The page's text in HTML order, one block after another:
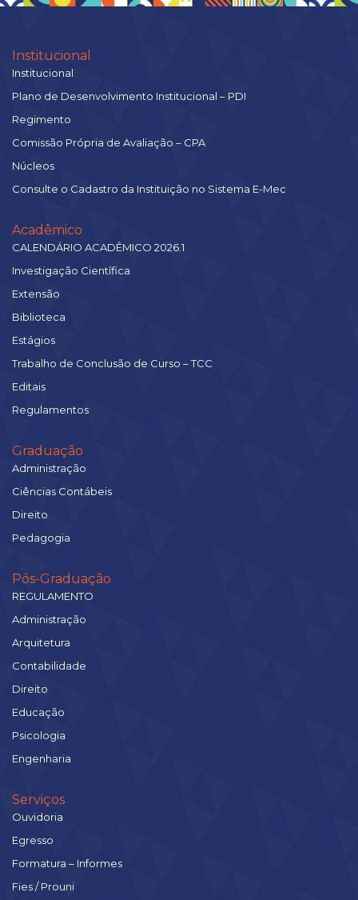
Institucional
Institucional
Plano de Desenvolvimento Institucional – PDI
Regimento
Comissão Própria de Avaliação – CPA
Núcleos
Consulte o Cadastro da Instituição no Sistema E-Mec
Acadêmico
CALENDÁRIO ACADÊMICO 2026.1
Investigação Científica
Extensão
Biblioteca
Estágios
Trabalho de Conclusão de Curso – TCC
Editais
Regulamentos
Graduação
Administração
Ciências Contábeis
Direito
Pedagogia
Pós-Graduação
REGULAMENTO
Administração
Arquitetura
Contabilidade
Direito
Educação
Psicologia
Engenharia
Serviços
Ouvidoria
Egresso
Formatura – Informes
Fies / Prouni